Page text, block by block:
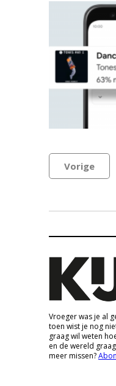
Vorige
Vroeger was je al
toen wist je nog
graag wil weten
en de wereld
meer missen?